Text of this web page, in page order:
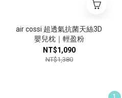
air cossi 超透氣抗菌天絲3D
嬰兒枕｜輕盈粉
NT$1,090
NT$1,380